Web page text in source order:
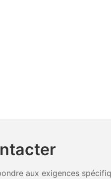
aux exigences